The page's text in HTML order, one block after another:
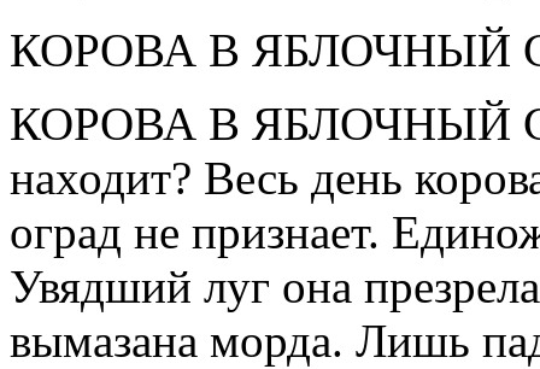
КОРОВА В ЯБЛОЧНЫЙ
КОРОВА В ЯБЛОЧНЫЙ
находит? Весь день
оград не признает.
Увядший луг она
вымазана морда. Лишь